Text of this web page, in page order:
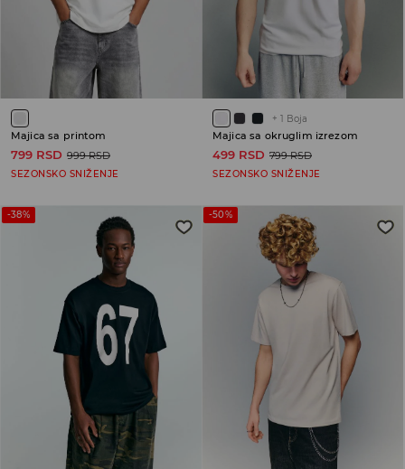
Majica sa printom
799 RSD 999 RSD
SEZONSKO SNIŽENJE
+ 1 Boja
Majica sa okruglim izrezom
499 RSD 799 RSD
SEZONSKO SNIŽENJE
-38% -50%